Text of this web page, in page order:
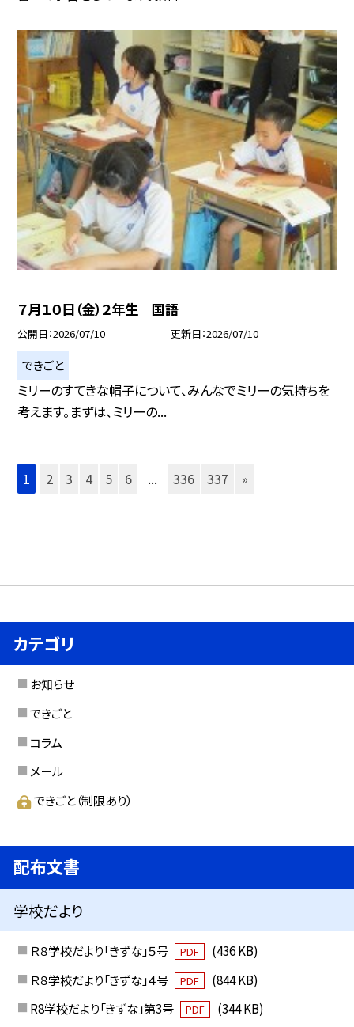
７月１０日（金）２年生 国語
公開日 2026/07/10 更新日 2026/07/10
できごと
ミリーのすてきな帽子について、みんなでミリーの気持ちを
考えます。まずは、ミリーの...
1 2 3 4 5 6 ... 336 337 »
カテゴリ
お知らせ
できごと
コラム
メール
できごと（制限あり）
配布文書
学校だより
Ｒ８学校だより「きずな」５号 PDF
(436 KB)
Ｒ８学校だより「きずな」４号
PDF
(844 KB)
R8学校だより「きずな」第3号
PDF
(344 KB)